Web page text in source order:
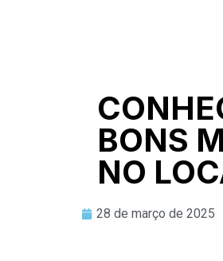
BONS
NO
28 de março de 2025